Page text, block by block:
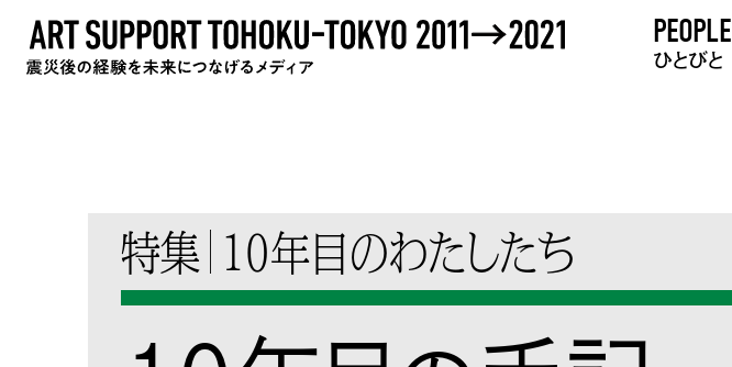
PEOPLE
ひとびと
特集 10年目のわたしたち